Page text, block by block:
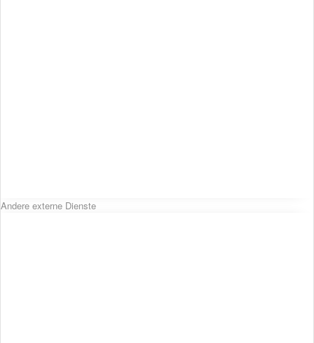
Andere externe Dienste